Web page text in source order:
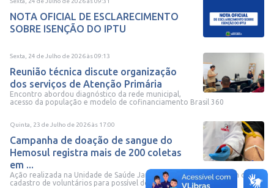
NOTA OFICIAL DE ESCLARECIMENTO
SOBRE ISENÇÃO DO IPTU
Sexta, 24 de Julho de 2026às09:13
Reunião técnica discute organização
dos serviços de Atenção Primária
Encontro abordou diagnóstico da rede municipal,
acesso da população e modelo de cofinanciamento Brasil 360
Quinta, 23 de Julho de 2026às 17:00
Campanha de doação de sangue do
Hemosul registra mais de 200 coletas
em ...
Ação realizada na Unidade de Saúde Jandaia também contou com o
cadastro de voluntários para possível doação de m...